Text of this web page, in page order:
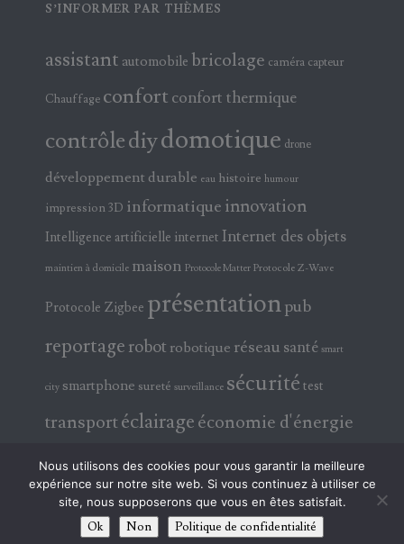
S’INFORMER PAR THÈMES
assistant automobile bricolage caméra capteur
Chauffage confort confort thermique
contrôlediydomotique drone
développement durable eau histoire humour
impression 3D informatique innovation
Intelligence artificielle internet Internet des objets
maintien à domicile maison Protocole Matter Protocole Z-Wave
Protocole Zigbee présentationpub
reportage robot robotique réseau santé smart
city smartphone sureté surveillance sécurité test
transportéclairageéconomie d'énergie
électricité électronique
© 2026 ABAVALATV !!! TOUS DROITS RÉSERVÉS
Nous utilisons des cookies pour vous garantir la meilleure
expérience sur notre site web. Si vous continuez à utiliser ce
site, nous supposerons que vous en êtes satisfait.
Ok Non Politique de confidentialité